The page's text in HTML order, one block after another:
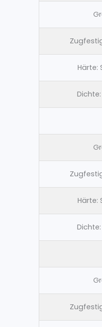
Härte:
Härte: